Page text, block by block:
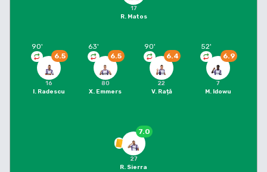
17
R. Matos
6.5
90'
16
I. Radescu
6.5
63'
80
X. Emmers
6.4
90'
22
V. Rață
6.9
52'
7
M. Idowu
7.0
27
R. Sierra